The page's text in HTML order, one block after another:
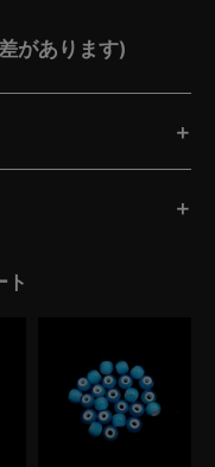
があります)
ト